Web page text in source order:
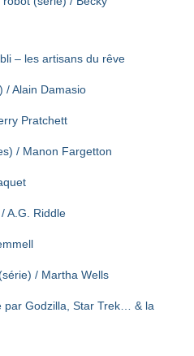
– les artisans du rêve
/ Alain Damasio
Pratchett
/ Manon Fargetton
A.G. Riddle
/ Martha Wells
par Godzilla, Star Trek… & la